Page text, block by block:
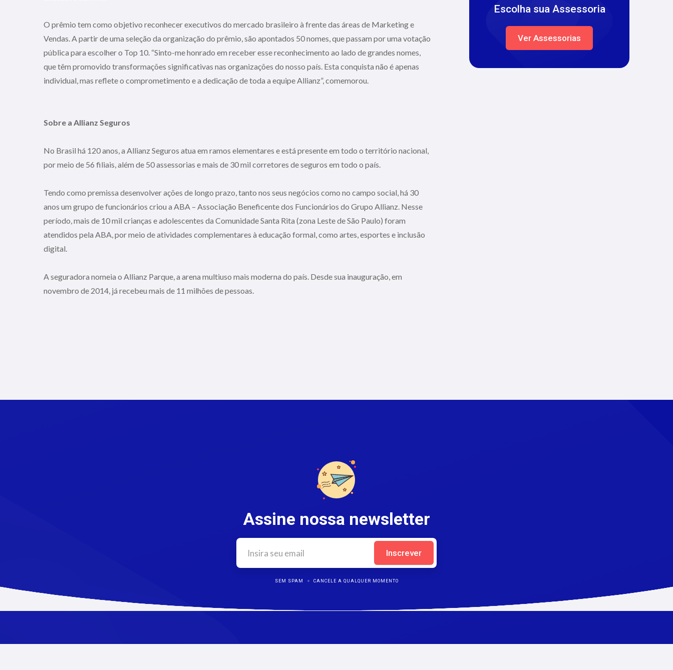
O prêmio tem como objetivo reconhecer executivos do mercado brasileiro à frente das áreas de Marketing e
Vendas. A partir de uma seleção da organização do prêmio, são apontados 50 nomes, que passam por uma votação
pública para escolher o Top 10. “Sinto-me honrado em receber esse reconhecimento ao lado de grandes nomes,
que têm promovido transformações significativas nas organizações do nosso país. Esta conquista não é apenas
individual, mas reflete o comprometimento e a dedicação de toda a equipe Allianz”, comemorou.
Sobre a Allianz Seguros
No Brasil há 120 anos, a Allianz Seguros atua em ramos elementares e está presente em todo o território nacional,
por meio de 56 filiais, além de 50 assessorias e mais de 30 mil corretores de seguros em todo o país.
Tendo como premissa desenvolver ações de longo prazo, tanto nos seus negócios como no campo social, há 30
anos um grupo de funcionários criou a ABA – Associação Beneficente dos Funcionários do Grupo Allianz. Nesse
período, mais de 10 mil crianças e adolescentes da Comunidade Santa Rita (zona Leste de São Paulo) foram
atendidos pela ABA, por meio de atividades complementares à educação formal, como artes, esportes e inclusão
digital.
A seguradora nomeia o Allianz Parque, a arena multiuso mais moderna do país. Desde sua inauguração, em
novembro de 2014, já recebeu mais de 11 milhões de pessoas.
Escolha sua Assessoria
Ver Assessorias
Assine nossa newsletter
SEM SPAM CANCELE A QUALQUER MOMENTO